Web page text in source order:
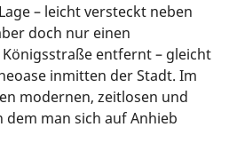
– leicht versteckt neben
doch nur einen
entfernt – gleicht
inmitten der Stadt. Im
modernen, zeitlosen und
dem man sich auf Anhieb